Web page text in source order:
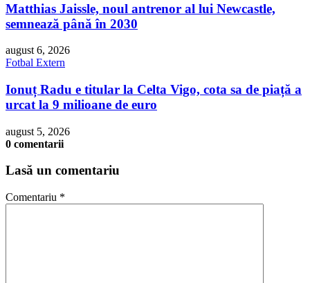
Matthias Jaissle, noul antrenor al lui Newcastle,
semnează până în 2030
august 6, 2026
Fotbal Extern
Ionuț Radu e titular la Celta Vigo, cota sa de piață a
urcat la 9 milioane de euro
august 5, 2026
0 comentarii
Lasă un comentariu
Comentariu *